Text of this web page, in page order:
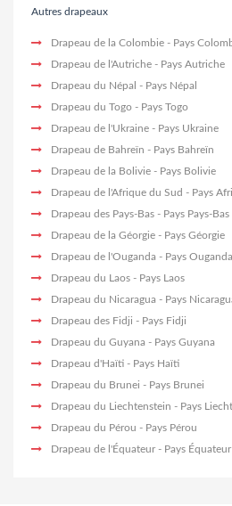
Autres drapeaux
Drapeau de la Colombie - Pays
Drapeau de l'Autriche - Pays Autriche
Drapeau du Népal - Pays Népal
Drapeau du Togo - Pays Togo
Drapeau de l'Ukraine - Pays Ukraine
Drapeau de Bahreïn - Pays Bahreïn
Drapeau de la Bolivie - Pays Bolivie
Drapeau de l'Afrique du Sud - Pays
Drapeau des Pays-Bas - Pays Pays-Bas
Drapeau de la Géorgie - Pays Géorgie
Drapeau de l'Ouganda - Pays Ouganda
Drapeau du Laos - Pays Laos
Drapeau du Nicaragua - Pays
Drapeau des Fidji - Pays Fidji
Drapeau du Guyana - Pays Guyana
Drapeau d'Haïti - Pays Haïti
Drapeau du Brunei - Pays Brunei
Drapeau du Liechtenstein - Pays
Drapeau du Pérou - Pays Pérou
Drapeau de l'Équateur - Pays Équateur